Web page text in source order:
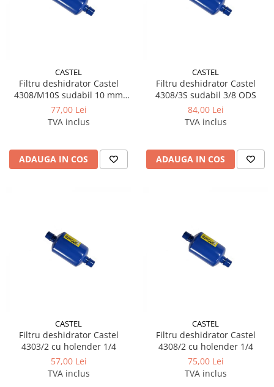
CASTEL
Filtru deshidrator Castel
4308/M10S sudabil 10 mm
ODS
77,00 Lei
TVA inclus
ADAUGA IN COS
CASTEL
Filtru deshidrator Castel
4308/3S sudabil 3/8 ODS
84,00 Lei
TVA inclus
ADAUGA IN COS
CASTEL
Filtru deshidrator Castel
4303/2 cu holender 1/4
57,00 Lei
TVA inclus
CASTEL
Filtru deshidrator Castel
4308/2 cu holender 1/4
75,00 Lei
TVA inclus